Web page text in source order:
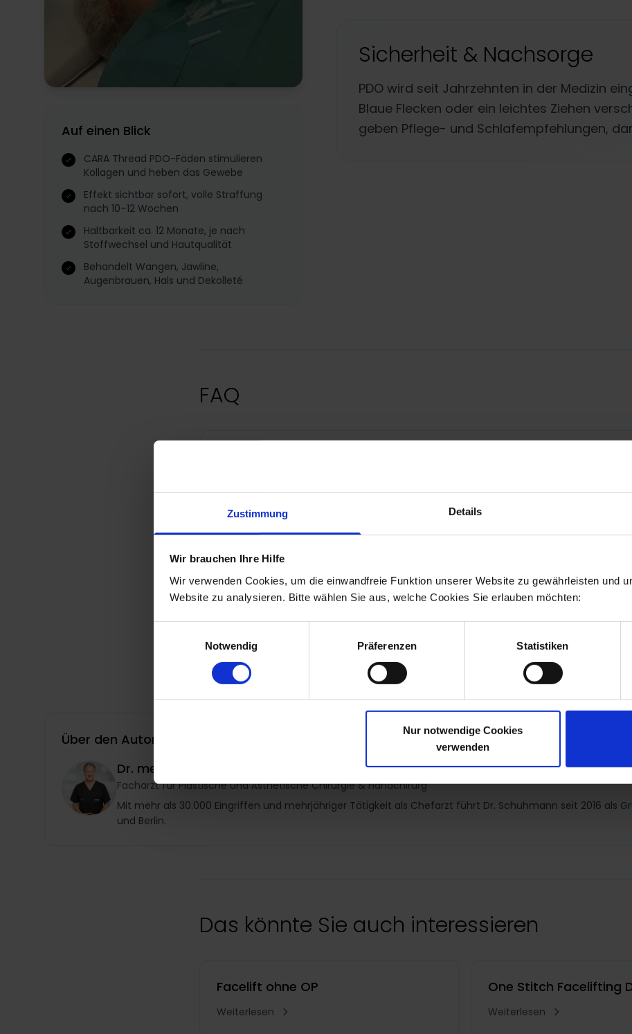
Zustimmung Details
Wir brauchen Ihre Hilfe
Wir verwenden Cookies, um die einwandfreie Funktion unserer Website zu gewährleisten und
Website zu analysieren. Bitte wählen Sie aus, welche Cookies Sie erlauben möchten:
Notwendig
Präferenzen Statistiken
Nur notwendige Cookies
verwenden
Auf einen Blick
CARA Thread PDO-Fäden stimulieren
Kollagen und heben das Gewebe
Effekt sichtbar sofort, volle Straffung
nach 10–12 Wochen
Haltbarkeit ca. 12 Monate, je nach
Stoffwechsel und Hautqualität
Behandelt Wangen, Jawline,
Augenbrauen, Hals und Dekolleté
Sicherheit & Nachsorge
PDO wird seit Jahrzehnten in der Medizin
Blaue Flecken oder ein leichtes Ziehen
geben Pflege- und Schlafempfehlungen,
FAQ
Welche Areale lassen sich behandeln?
Wie lange hält das Ergebnis?
Was muss ich nach dem Lifting beachten?
Über den Autor
Dr. med. Karl Schuhmann
Facharzt für Plastische und Ästhetische Chirurgie & Handchirurg
Mit mehr als 30.000 Eingriffen und mehrjähriger Tätigkeit als Chefarzt führt Dr. Schuhmann seit 2016 als
und Berlin.
Das könnte Sie auch interessieren
Facelift ohne OP
Weiterlesen
One Stitch Facelifting
Weiterlesen